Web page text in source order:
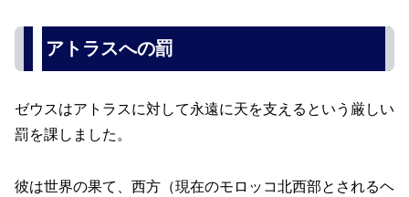
アトラスへの罰
ゼウスはアトラスに対して永遠に天を支えるという厳しい
罰を課しました。
彼は世界の果て、西方（現在のモロッコ北西部とされるヘ